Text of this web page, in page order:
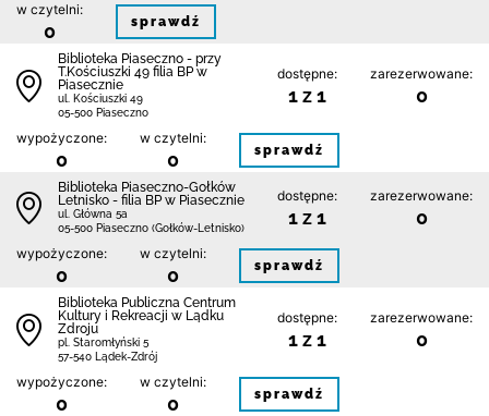
w czytelni:
0 sprawdź
Biblioteka Piaseczno - przy
T.Kościuszki 49 filia BP w
Piasecznie
ul. Kościuszki 49
05-500 Piaseczno
dostępne:
1 z 1
zarezerwowane:
0
wypożyczone:
0
w czytelni:
0 sprawdź
Biblioteka Piaseczno-Gołków
Letnisko - filia BP w Piasecznie
ul. Główna 5a
05-500 Piaseczno (Gołków-Letnisko)
dostępne:
1 z 1
zarezerwowane:
0
wypożyczone:
0
w czytelni:
0 sprawdź
Biblioteka Publiczna Centrum
Kultury i Rekreacji w Lądku
Zdroju
pl. Staromłyński 5
57-540 Lądek-Zdrój
dostępne:
1 z 1
zarezerwowane:
0
wypożyczone:
0
w czytelni:
0 sprawdź